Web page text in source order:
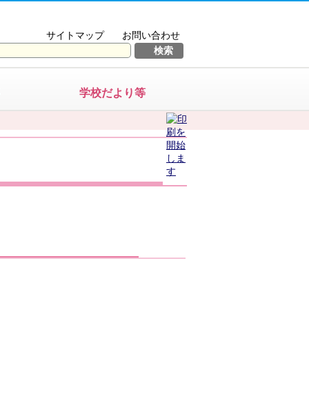
サイトマップ お問い合わせ
学校だより等